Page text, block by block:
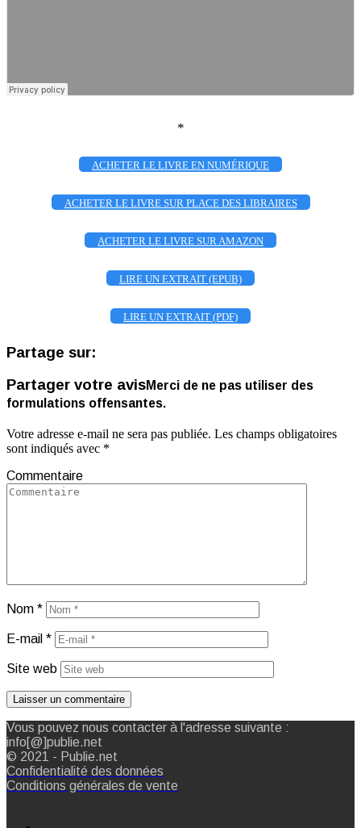
*
ACHETER LE LIVRE EN NUMÉRIQUE
ACHETER LE LIVRE SUR PLACE DES LIBRAIRES
ACHETER LE LIVRE SUR AMAZON
LIRE UN EXTRAIT (EPUB)
LIRE UN EXTRAIT (PDF)
Partage sur:
Partager votre avisMerci de ne pas utiliser des
formulations offensantes.
Votre adresse e-mail ne sera pas publiée. Les champs obligatoires
sont indiqués avec *
Commentaire
Nom *
E-mail *
Site web
Vous pouvez nous contacter à l'adresse suivante :
info[@]publie.net
© 2021 - Publie.net
Confidentialité des données
Conditions générales de vente